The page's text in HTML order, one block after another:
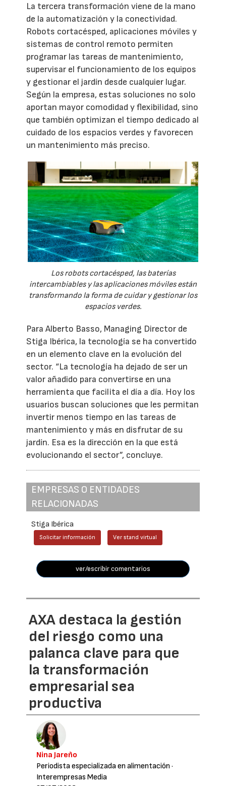
La tercera transformación viene de la mano
de la automatización y la conectividad.
Robots cortacésped, aplicaciones móviles y
sistemas de control remoto permiten
programar las tareas de mantenimiento,
supervisar el funcionamiento de los equipos
y gestionar el jardín desde cualquier lugar.
Según la empresa, estas soluciones no solo
aportan mayor comodidad y flexibilidad, sino
que también optimizan el tiempo dedicado al
cuidado de los espacios verdes y favorecen
un mantenimiento más preciso.
Los robots cortacésped, las baterías
intercambiables y las aplicaciones móviles están
transformando la forma de cuidar y gestionar los
espacios verdes.
Para Alberto Basso, Managing Director de
Stiga Ibérica, la tecnología se ha convertido
en un elemento clave en la evolución del
sector. “La tecnología ha dejado de ser un
valor añadido para convertirse en una
herramienta que facilita el día a día. Hoy los
usuarios buscan soluciones que les permitan
invertir menos tiempo en las tareas de
mantenimiento y más en disfrutar de su
jardín. Esa es la dirección en la que está
evolucionando el sector”, concluye.
EMPRESAS O ENTIDADES
RELACIONADAS
Stiga Ibérica
Solicitar información Ver stand virtual
ver/escribir comentarios
AXA destaca la gestión
del riesgo como una
palanca clave para que
la transformación
empresarial sea
productiva
Nina Jareño
Periodista especializada en alimentación ·
Interempresas Media